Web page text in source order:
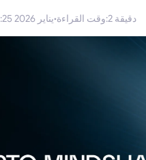
: 25 يناير 2026·وقت القراءة: 2 دقيقة